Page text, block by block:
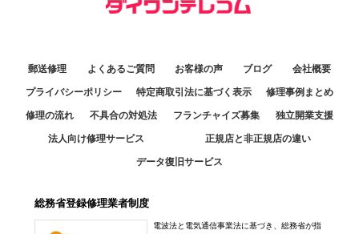
郵送修理 よくあるご質問 お客様の声 ブログ 会社概要
プライバシーポリシー 特定商取引法に基づく表示 修理事例まとめ
修理の流れ 不具合の対処法 フランチャイズ募集 独立開業支援
法人向け修理サービス 正規店と非正規店の違い
データ復旧サービス
総務省登録修理業者制度
電波法と電気通信事業法に基づき、総務省が指